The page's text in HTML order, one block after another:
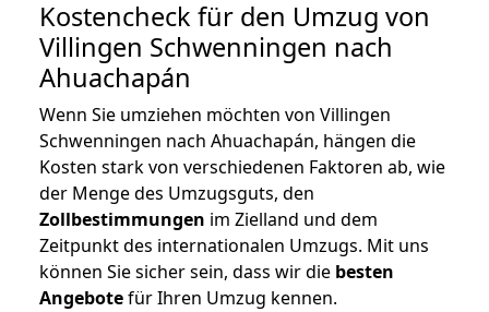
Kostencheck für den Umzug von
Villingen Schwenningen nach
Ahuachapán
Wenn Sie umziehen möchten von Villingen
Schwenningen nach Ahuachapán, hängen die
Kosten stark von verschiedenen Faktoren ab, wie
der Menge des Umzugsguts, den
Zollbestimmungen im Zielland und dem
Zeitpunkt des internationalen Umzugs. Mit uns
können Sie sicher sein, dass wir die besten
Angebotefür Ihren Umzug kennen.